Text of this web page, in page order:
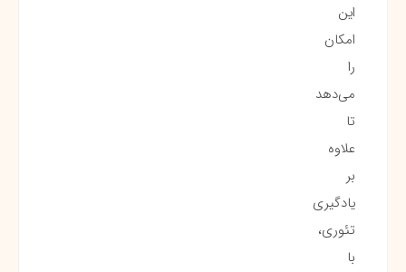
این
امکان
را
می‌دهد
تا
علاوه
بر
یادگیری
تئوری،
با